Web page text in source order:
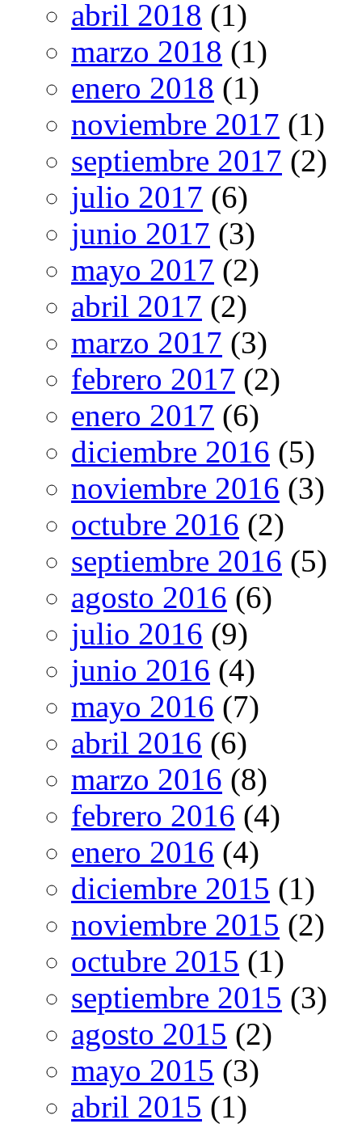
abril 2018 (1)
marzo 2018 (1)
enero 2018 (1)
noviembre 2017 (1)
septiembre 2017 (2)
julio 2017 (6)
junio 2017 (3)
mayo 2017 (2)
abril 2017 (2)
marzo 2017 (3)
febrero 2017 (2)
enero 2017 (6)
diciembre 2016 (5)
noviembre 2016 (3)
octubre 2016 (2)
septiembre 2016 (5)
agosto 2016 (6)
julio 2016 (9)
junio 2016 (4)
mayo 2016 (7)
abril 2016 (6)
marzo 2016 (8)
febrero 2016 (4)
enero 2016 (4)
diciembre 2015 (1)
noviembre 2015 (2)
octubre 2015 (1)
septiembre 2015 (3)
agosto 2015 (2)
mayo 2015 (3)
abril 2015 (1)